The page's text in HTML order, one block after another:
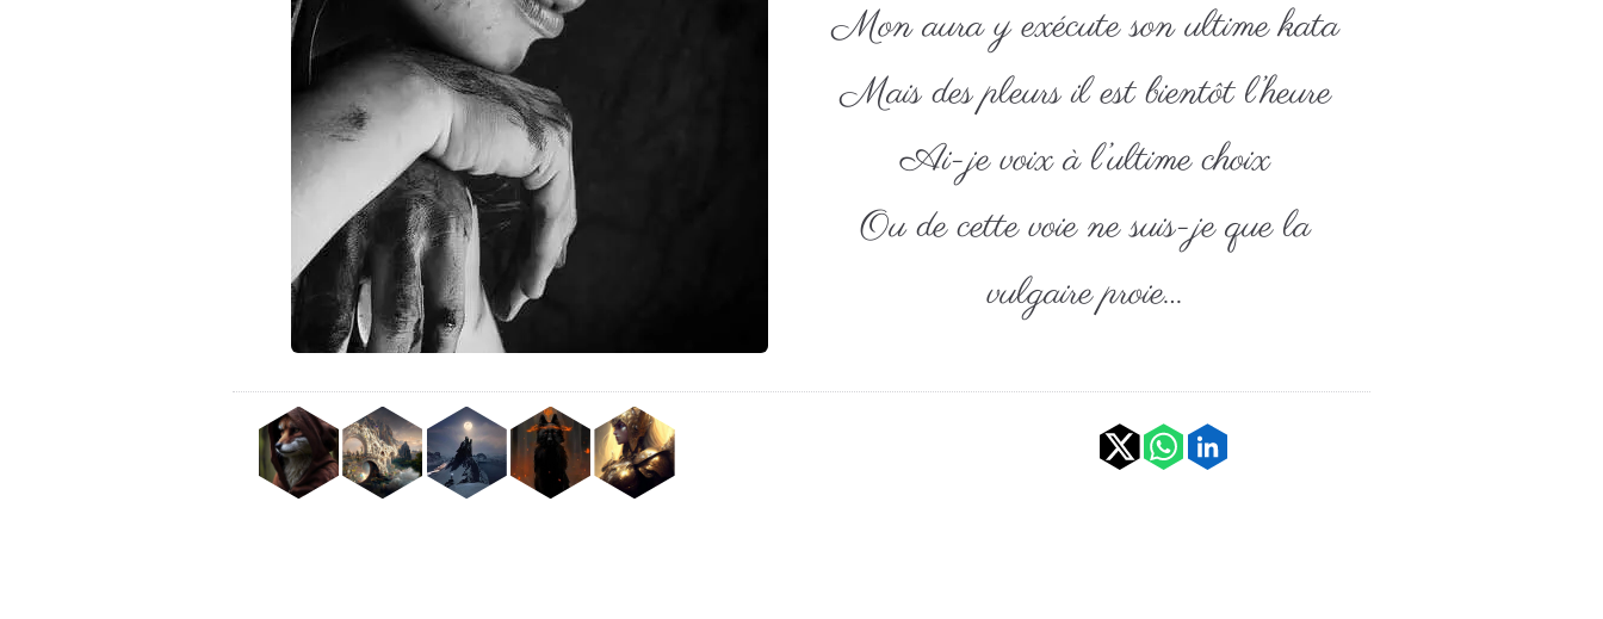
Mon aura y exécute son ultime kata
Mais des pleurs il est bientôt l’heure
Ai-je voix à l’ultime choix
Ou de cette voie ne suis-je que la
vulgaire proie…